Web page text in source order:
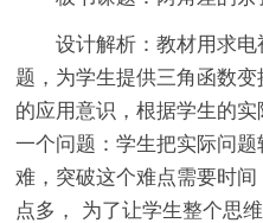
设计解析：教材用求
题，为学生提供三角函数
的应用意识，根据学生的
一个问题：学生把实际问
难，突破这个难点需要时
点多， 为了让学生整个思